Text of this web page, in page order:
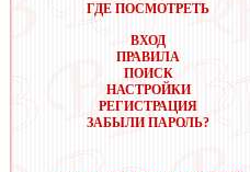
ГДЕ ПОСМОТРЕТЬ
ВХОД
ПРАВИЛА
ПОИСК
НАСТРОЙКИ
РЕГИСТРАЦИЯ
ЗАБЫЛИ ПАРОЛЬ?